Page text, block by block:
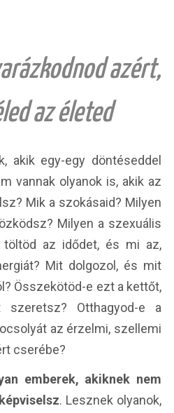
azért,
az életed
akik egy-egy döntéseddel
vannak olyanok is, akik az
Mik a szokásaid? Milyen
Milyen a szexuális
töltöd az idődet, és mi az,
Mit dolgozol, és mit
Összekötöd-e ezt a kettőt,
Otthagyod-e a
az érzelmi, szellemi
cserébe?
emberek, akiknek nem
. Lesznek olyanok,